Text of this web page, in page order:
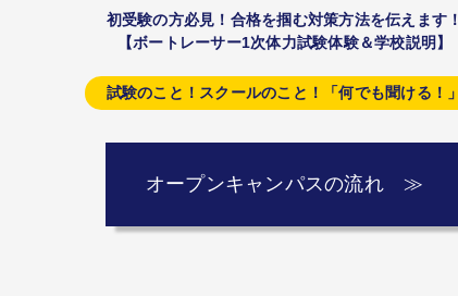
初受験の方必見！合格を掴む対策方法を伝えます！
【ボートレーサー1次体力試験体験＆学校説明】
試験のこと！スクールのこと！「何でも聞ける！」
オープンキャンパスの流れ ≫